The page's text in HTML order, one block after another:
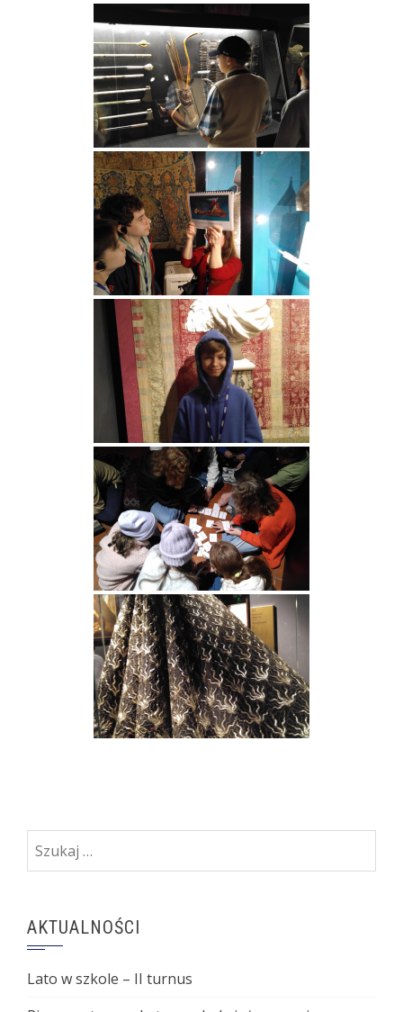
Szukaj:
AKTUALNOŚCI
Lato w szkole – II turnus